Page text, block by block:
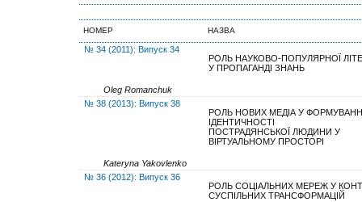
НОМЕР НАЗВА
№ 34 (2011): Випуск 34
РОЛЬ НАУКОВО-ПОПУЛЯРНОЇ
У ПРОПАГАНДІ ЗНАНЬ
Oleg Romanchuk
№ 38 (2013): Випуск 38
РОЛЬ НОВИХ МЕДІА У
ІДЕНТИЧНОСТІ
ПОСТРАДЯНСЬКОЇ ЛЮДИНИ У
ВІРТУАЛЬНОМУ ПРОСТОРІ
Kateryna Yakovlenko
№ 36 (2012): Випуск 36
РОЛЬ СОЦІАЛЬНИХ МЕРЕЖ У
СУСПІЛЬНИХ ТРАНСФОРМАЦІЙ